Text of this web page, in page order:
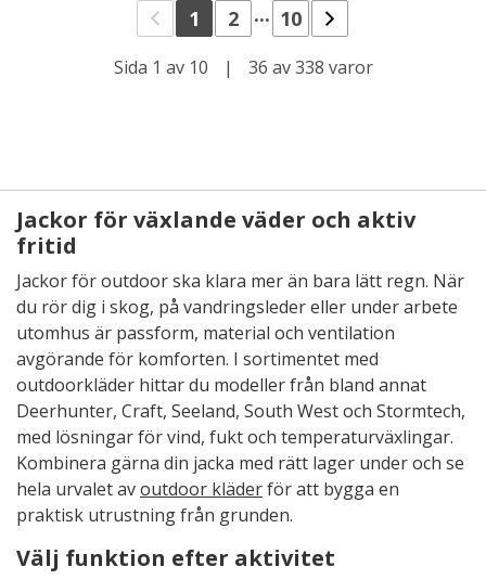
1 2 ... 10
Sida 1 av 10 | 36 av 338 varor
Jackor för växlande väder och aktiv
fritid
Jackor för outdoor ska klara mer än bara lätt regn. När
du rör dig i skog, på vandringsleder eller under arbete
utomhus är passform, material och ventilation
avgörande för komforten. I sortimentet med
outdoorkläder hittar du modeller från bland annat
Deerhunter, Craft, Seeland, South West och Stormtech,
med lösningar för vind, fukt och temperaturväxlingar.
Kombinera gärna din jacka med rätt lager under och se
hela urvalet avoutdoor kläderför att bygga en
praktisk utrustning från grunden.
Välj funktion efter aktivitet